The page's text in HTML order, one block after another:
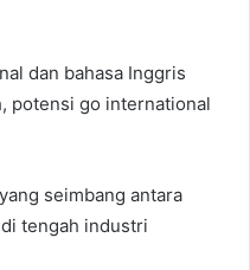
dan bahasa Inggris
potensi go international
seimbang antara
tengah industri